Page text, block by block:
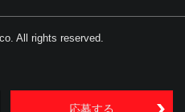
応募する
All rights reserved.